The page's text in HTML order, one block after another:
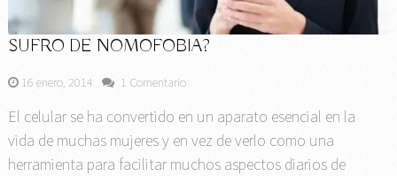
SUFRO DE NOMOFOBIA?
16 enero, 2014 1 Comentario
El celular se ha convertido en un aparato esencial en la
vida de muchas mujeres y en vez de verlo como una
herramienta para facilitar muchos aspectos diarios de